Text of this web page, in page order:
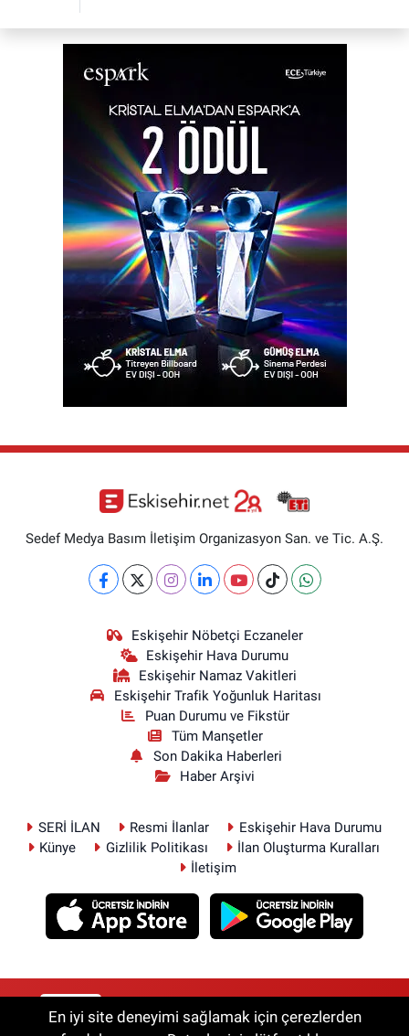
Sedef Medya Basım İletişim Organizasyon San. ve Tic. A.Ş.
Eskişehir Nöbetçi Eczaneler
Eskişehir Hava Durumu
Eskişehir Namaz Vakitleri
Eskişehir Trafik Yoğunluk Haritası
Puan Durumu ve Fikstür
Tüm Manşetler
Son Dakika Haberleri
Haber Arşivi
SERİ İLAN Resmi İlanlar
Eskişehir Hava Durumu
Künye
Gizlilik Politikası
İlan Oluşturma Kuralları
İletişim
RSS Copyright © 2026. Her hakkı saklıdır.
En iyi site deneyimi sağlamak için çerezlerden